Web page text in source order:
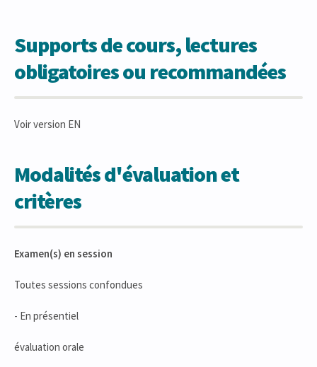
Supports de cours, lectures
obligatoires ou recommandées
Voir version EN
Modalités d'évaluation et
critères
Examen(s) en session
Toutes sessions confondues
- En présentiel
évaluation orale